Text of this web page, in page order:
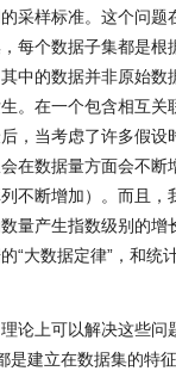
采样标准。这个问题
每个数据子集都是
中的数据并非原始
。在一个包含相互关
，当考虑了许多假
在数据量方面会不
不断增加）。而且
量产生指数级别的
“大数据定律”，和统
论上可以解决这些
建立在数据集的特